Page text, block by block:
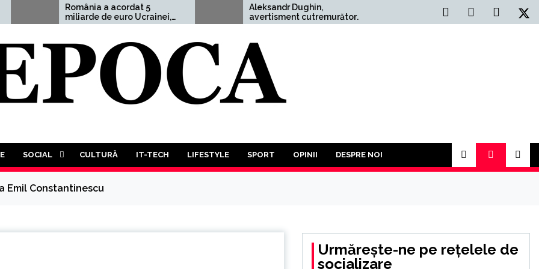
a acordat 5
de euro Ucrainei,
1,5% din PIB
Aleksandr Dughin,
avertisment cutremurător:
”Un Al Treilea Război
decât probabil. În acest an
va trebui să participăm la o
luptă a tuturor împotriva
tuturor”
Situația Politică Actuală
din România: O Analiză
Comprehensivă
SOCIAL CULTURĂ IT-TECH LIFESTYLE SPORT OPINII DESPRE NOI
Emil Constantinescu
Urmărește-ne pe rețelele de
socializare